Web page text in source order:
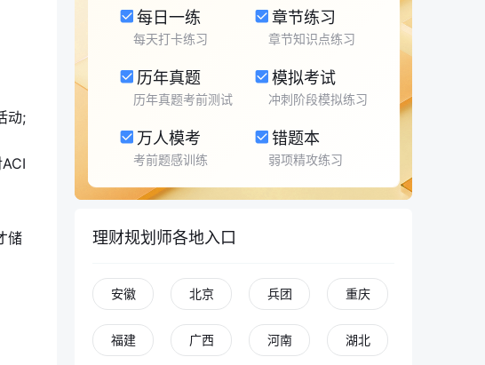
动;
储
每日一练
每天打卡练习
章节练习
章节知识点练习
历年真题
历年真题考前测试
模拟考试
冲刺阶段模拟练习
万人模考
考前题感训练
错题本
弱项精攻练习
理财规划师各地入口
安徽 北京 兵团 重庆
福建 广西 河南 湖北